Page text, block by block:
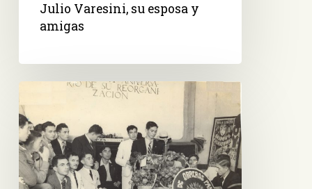
Julio Varesini, su esposa y
amigas
Reorganización
del
Centro
de
Obreros
Panaderos